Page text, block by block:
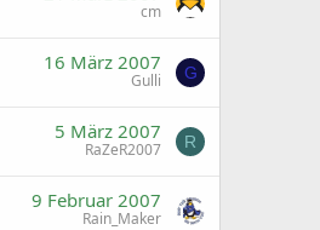
cm
16 März 2007
Gulli G
5 März 2007
RaZeR2007 R
9 Februar 2007
Rain_Maker